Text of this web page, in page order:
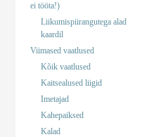
ei tööta!)
Liikumispiirangutega alad
kaardil
Viimased vaatlused
Kõik vaatlused
Kaitsealused liigid
Imetajad
Kahepaiksed
Kalad